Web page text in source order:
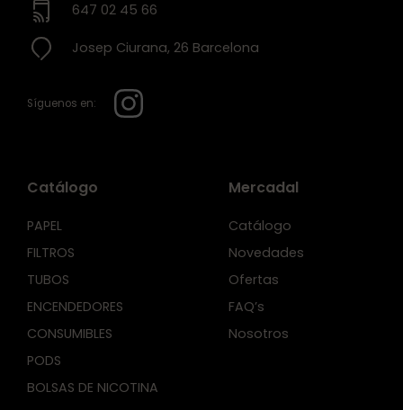
647 02 45 66
Josep Ciurana, 26 Barcelona
Síguenos en:
Catálogo
PAPEL
FILTROS
TUBOS
ENCENDEDORES
CONSUMIBLES
PODS
BOLSAS DE NICOTINA
Mercadal
Catálogo
Novedades
Ofertas
FAQ’s
Nosotros